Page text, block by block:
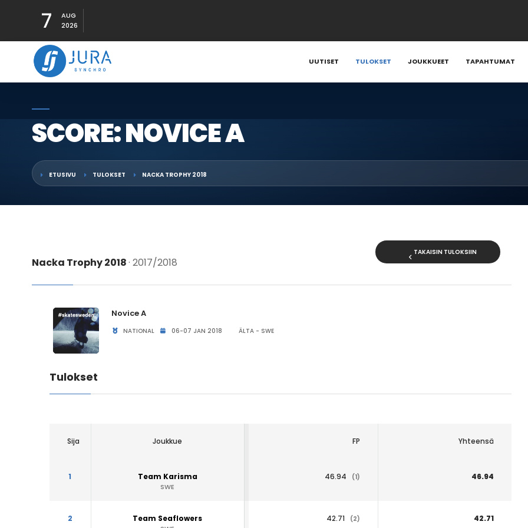
7
AUG
2026
UUTISET TULOKSET JOUKKUEET TAPAHTUMAT
SCORE: NOVICE A
ETUSIVU TULOKSET NACKA TROPHY 2018
Nacka Trophy 2018· 2017/2018
TAKAISIN TULOKSIIN
Novice A
NATIONAL 06-07 JAN 2018 ÄLTA - SWE
Tulokset
Sija Joukkue FP Yhteensä
1 Team Karisma
SWE
46.94 (1) 46.94
2 Team Seaflowers 42.71 (2) 42.71